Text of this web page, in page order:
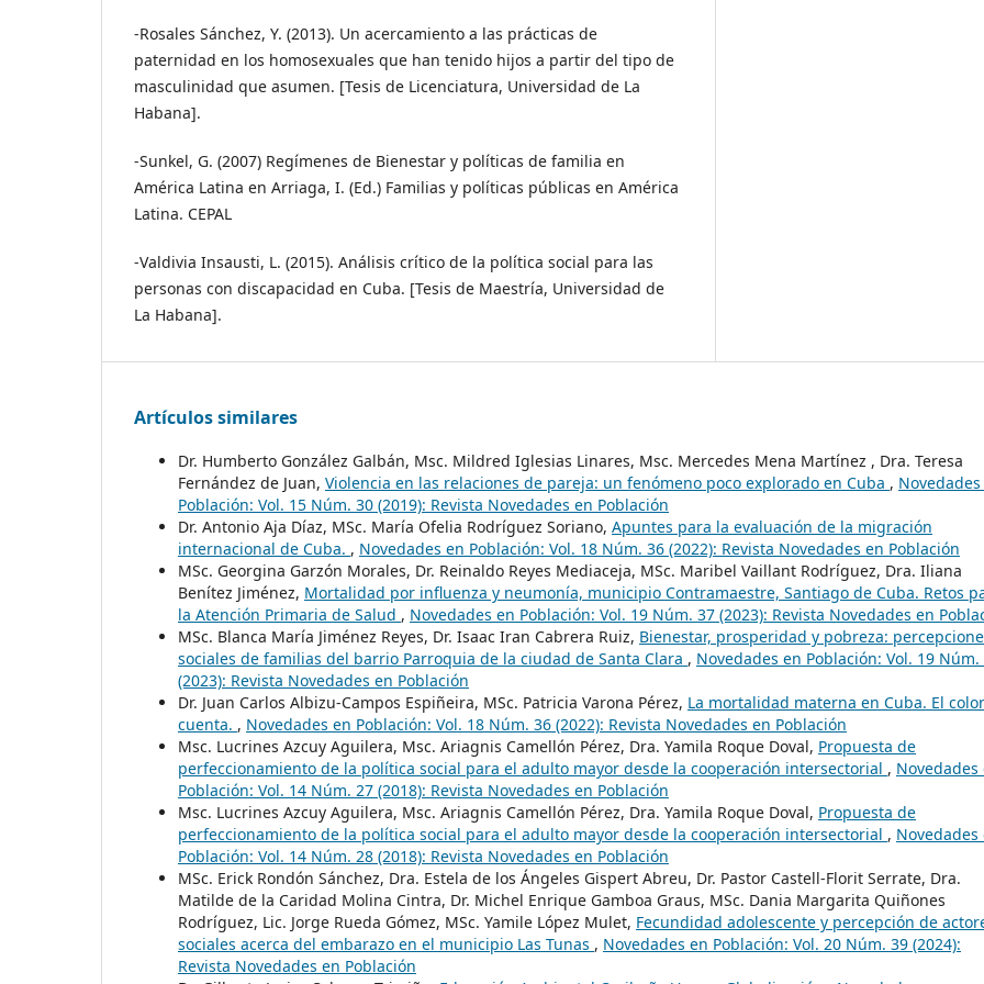
-Rosales Sánchez, Y. (2013). Un acercamiento a las prácticas de
paternidad en los homosexuales que han tenido hijos a partir del tipo de
masculinidad que asumen. [Tesis de Licenciatura, Universidad de La
Habana].
-Sunkel, G. (2007) Regímenes de Bienestar y políticas de familia en
América Latina en Arriaga, I. (Ed.) Familias y políticas públicas en América
Latina. CEPAL
-Valdivia Insausti, L. (2015). Análisis crítico de la política social para las
personas con discapacidad en Cuba. [Tesis de Maestría, Universidad de
La Habana].
Artículos similares
Dr. Humberto González Galbán, Msc. Mildred Iglesias Linares, Msc. Mercedes Mena Martínez , Dra. Teresa
Fernández de Juan, Violencia en las relaciones de pareja: un fenómeno poco explorado en Cuba ,
Población: Vol. 15 Núm. 30 (2019): Revista Novedades en Población
Dr. Antonio Aja Díaz, MSc. María Ofelia Rodríguez Soriano, Apuntes para la evaluación de la migración
internacional de Cuba. , Novedades en Población: Vol. 18 Núm. 36 (2022): Revista Novedades en Población
MSc. Georgina Garzón Morales, Dr. Reinaldo Reyes Mediaceja, MSc. Maribel Vaillant Rodríguez, Dra. Iliana
Benítez Jiménez, Mortalidad por influenza y neumonía, municipio Contramaestre, Santiago de Cuba. Retos
la Atención Primaria de Salud , Novedades en Población: Vol. 19 Núm. 37 (2023): Revista Novedades en
MSc. Blanca María Jiménez Reyes, Dr. Isaac Iran Cabrera Ruiz, Bienestar, prosperidad y pobreza:
sociales de familias del barrio Parroquia de la ciudad de Santa Clara , Novedades en Población: Vol. 19 Núm.
(2023): Revista Novedades en Población
Dr. Juan Carlos Albizu-Campos Espiñeira, MSc. Patricia Varona Pérez, La mortalidad materna en Cuba. El color
cuenta. , Novedades en Población: Vol. 18 Núm. 36 (2022): Revista Novedades en Población
Msc. Lucrines Azcuy Aguilera, Msc. Ariagnis Camellón Pérez, Dra. Yamila Roque Doval, Propuesta de
perfeccionamiento de la política social para el adulto mayor desde la cooperación intersectorial , Novedades
Población: Vol. 14 Núm. 27 (2018): Revista Novedades en Población
Msc. Lucrines Azcuy Aguilera, Msc. Ariagnis Camellón Pérez, Dra. Yamila Roque Doval, Propuesta de
perfeccionamiento de la política social para el adulto mayor desde la cooperación intersectorial , Novedades
Población: Vol. 14 Núm. 28 (2018): Revista Novedades en Población
MSc. Erick Rondón Sánchez, Dra. Estela de los Ángeles Gispert Abreu, Dr. Pastor Castell-Florit Serrate, Dra.
Matilde de la Caridad Molina Cintra, Dr. Michel Enrique Gamboa Graus, MSc. Dania Margarita Quiñones
Rodríguez, Lic. Jorge Rueda Gómez, MSc. Yamile López Mulet, Fecundidad adolescente y percepción de
sociales acerca del embarazo en el municipio Las Tunas , Novedades en Población: Vol. 20 Núm. 39 (2024):
Revista Novedades en Población